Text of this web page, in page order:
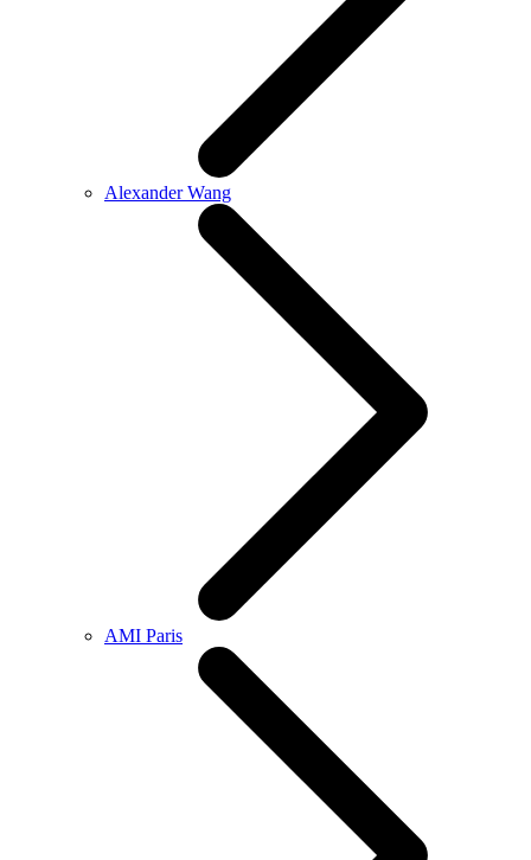
Alexander Wang
AMI Paris